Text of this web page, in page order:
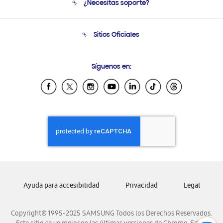
Soporte
Condiciones de Compra
¿Necesitas soporte?
Soporte vía eMail
Sitios Oficiales
Samsung Ecuador
Samsung El Salvador
Samsung Honduras
Samsung Nicaragua
Samsung Panamá
Samsung Venezuela
Síguenos en:
Copyright© 1995-2025 SAMSUNG Todos los Derechos Reservados.
Ayuda para accesibilidad Privacidad Legal